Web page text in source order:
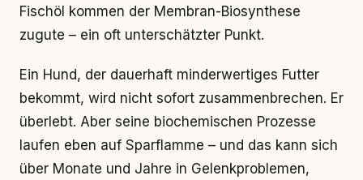
Fischöl kommen der Membran-Biosynthese
zugute – ein oft unterschätzter Punkt.
Ein Hund, der dauerhaft minderwertiges Futter
bekommt, wird nicht sofort zusammenbrechen. Er
überlebt. Aber seine biochemischen Prozesse
laufen eben auf Sparflamme – und das kann sich
über Monate und Jahre in Gelenkproblemen,